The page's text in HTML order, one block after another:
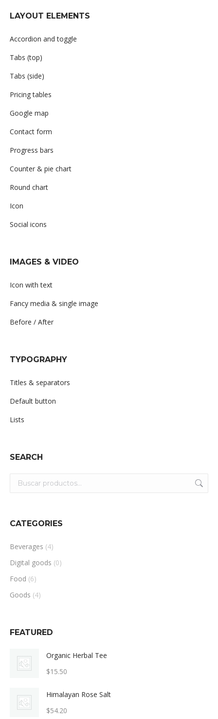
LAYOUT ELEMENTS
Accordion and toggle
Tabs (top)
Tabs (side)
Pricing tables
Google map
Contact form
Progress bars
Counter & pie chart
Round chart
Icon
Social icons
IMAGES & VIDEO
Icon with text
Fancy media & single image
Before / After
TYPOGRAPHY
Titles & separators
Default button
Lists
SEARCH
CATEGORIES
Beverages (4)
Digital goods (0)
Food (6)
Goods (4)
FEATURED
Organic Herbal Tee
$15.50
Himalayan Rose Salt
$54.20